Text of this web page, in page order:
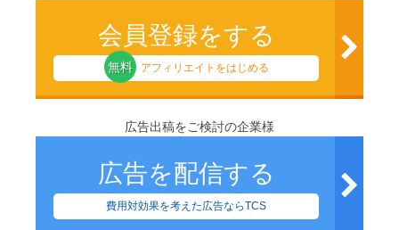
会員登録をする
無料 アフィリエイトをはじめる
広告出稿をご検討の企業様
広告を配信する
費用対効果を考えた広告ならTCS